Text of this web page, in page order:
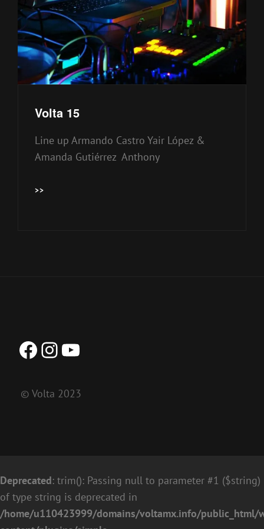
Volta 15
Line up Armando Castro Yair López &
Amanda Gutiérrez Anthony
>>VOLTA
Facebook
Instagram
YouTube
© Volta 2023
Deprecated: trim(): Passing null to parameter #1 ($string)
of type string is deprecated in
/home/u110423999/domains/voltamx.info/public_html/